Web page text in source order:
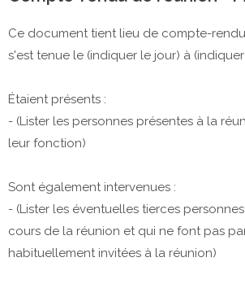
Ce document tient lieu de compte-
s'est tenue le (indiquer le jour) à
Étaient présents :
- (Lister les personnes présentes à la
leur fonction)
Sont également intervenues :
- (Lister les éventuelles tierces
cours de la réunion et qui ne font pas
habituellement invitées à la réunion)